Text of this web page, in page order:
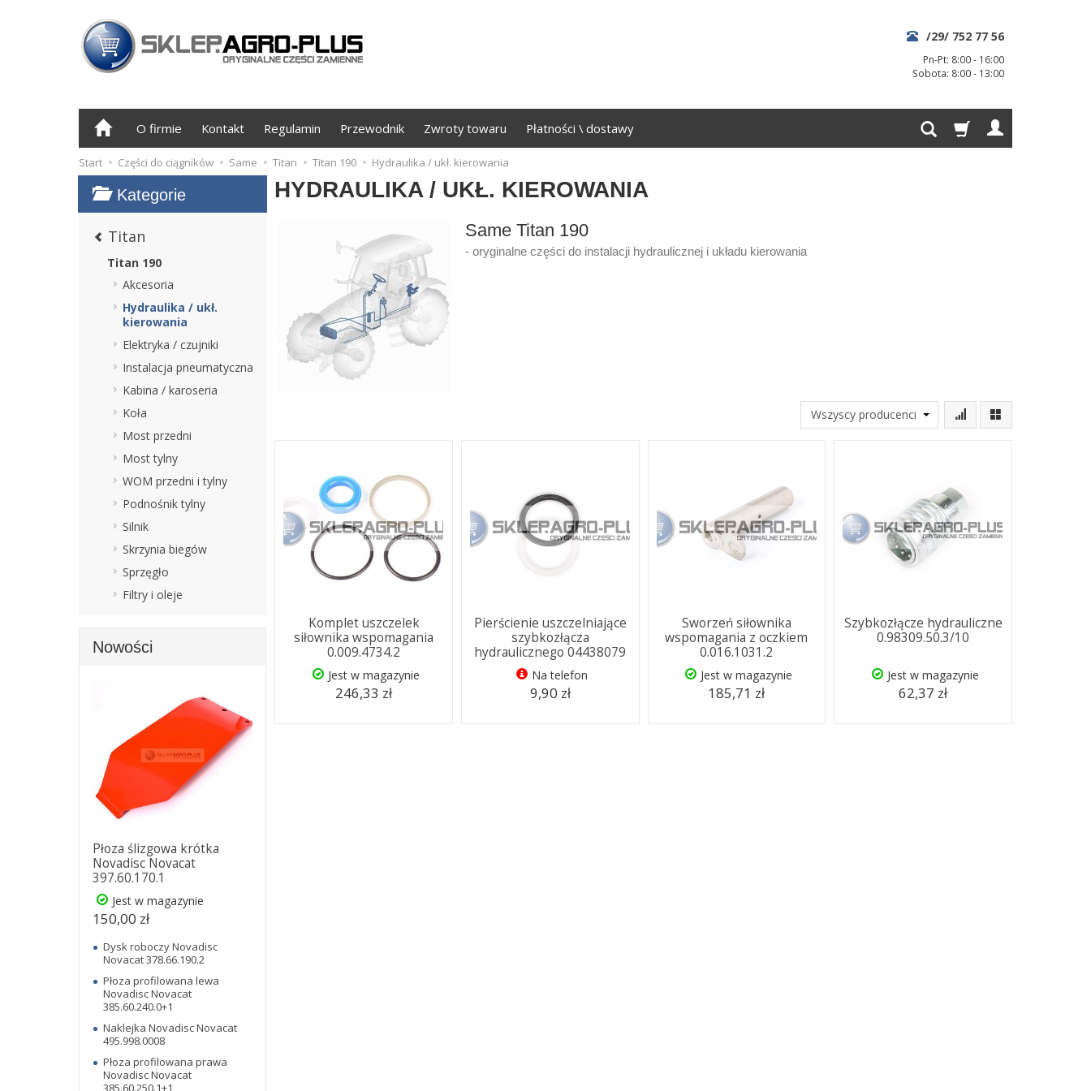
/29/ 752 77 56
Pn-Pt: 8:00 - 16:00
Sobota: 8:00 - 13:00
O firmie Kontakt Regulamin Przewodnik Zwroty towaru Płatności \ dostawy
Start Części do ciągników Same Titan Titan 190 Hydraulika / ukł. kierowania
HYDRAULIKA / UKŁ. KIEROWANIA
Same Titan 190
- oryginalne części do instalacji hydraulicznej i układu kierowania
Komplet uszczelek
siłownika wspomagania
0.009.4734.2
Jest w magazynie
246,33 zł
Pierścienie uszczelniające
szybkozłącza
hydraulicznego 04438079
Na telefon
9,90 zł
Sworzeń siłownika
wspomagania z oczkiem
0.016.1031.2
Jest w magazynie
185,71 zł
Szybkozłącze hydrauliczne
0.98309.50.3/10
Jest w magazynie
62,37 zł
Kategorie
Titan
Titan 190
Akcesoria
Hydraulika / ukł.
kierowania
Elektryka / czujniki
Instalacja pneumatyczna
Kabina / karoseria
Koła
Most przedni
Most tylny
WOM przedni i tylny
Podnośnik tylny
Silnik
Skrzynia biegów
Sprzęgło
Filtry i oleje
Nowości
Płoza ślizgowa krótka
Novadisc Novacat
397.60.170.1
Jest w magazynie
150,00 zł
Dysk roboczy Novadisc
Novacat 378.66.190.2
Płoza profilowana lewa
Novadisc Novacat
385.60.240.0+1
Naklejka Novadisc Novacat
495.998.0008
Płoza profilowana prawa
Novadisc Novacat
385.60.250.1+1